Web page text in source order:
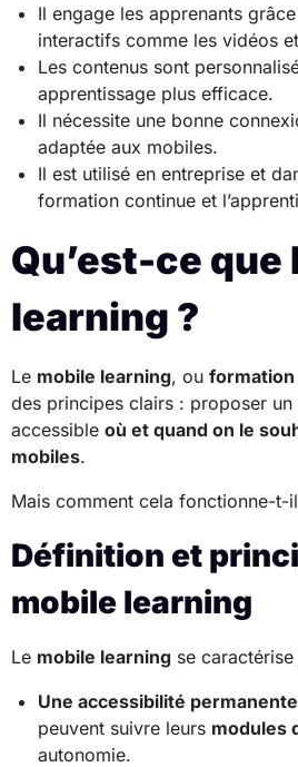
Il engage les apprenants
interactifs comme les vidéos
Les contenus sont
apprentissage plus efficace.
Il nécessite une bonne
adaptée aux mobiles.
Il est utilisé en entreprise et
formation continue et
Qu’est-ce que
learning ?
Le mobile learning, ou formation
des principes clairs : proposer un
accessible où et quand on le
mobiles.
Mais comment cela fonctionne-t-
Définition et
mobile learning
Le mobile learning se
Une accessibilité permanente
peuvent suivre leurs modules
autonomie.